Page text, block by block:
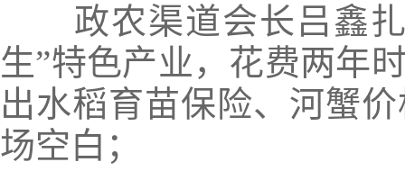
政农渠道会长吕鑫扎
生”特色产业，花费两年
出水稻育苗保险、河蟹
场空白；